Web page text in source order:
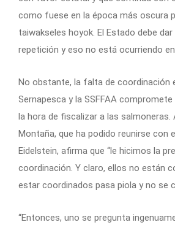
como fuese en la época más oscura
taiwakseles hoyok. El Estado debe
repetición y eso no está ocurriendo en
No obstante, la falta de coordinación
Sernapesca y la SSFFAA
la hora de fiscalizar a las salmoneras.
Montaña, que ha podido reunirse con
Eidelstein, afirma que “le hicimos la
coordinación. Y claro, ellos no están
estar coordinados pasa piola y no se
“Entonces, uno se pregunta